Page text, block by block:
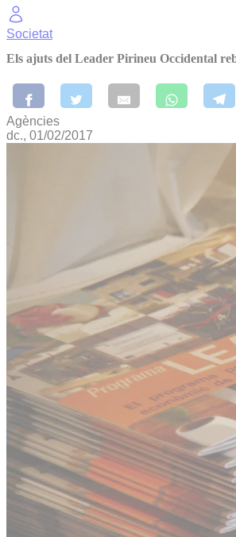
Societat
Els ajuts del Leader Pirineu Occidental
Agències
dc., 01/02/2017